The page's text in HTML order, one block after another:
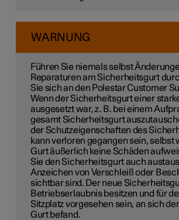
WARNUNG
Führen Sie niemals selbst
Reparaturen am Sicherheitsgurt
Sie sich an den Polestar Customer
Wenn der Sicherheitsgurt einer
ausgesetzt war, z. B. bei einem
gesamt Sicherheitsgurt
der Schutzeigenschaften des
kann verloren gegangen sein, selbst
Gurt äußerlich keine Schäden
Sie den Sicherheitsgurt auch
Anzeichen von Verschleiß oder
sichtbar sind. Der neue
Betriebserlaubnis besitzen und für
Sitzplatz vorgesehen sein, an sich
Gurt befand.